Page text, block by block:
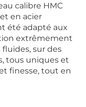
calibre HMC
en acier
été adapté aux
extrêmement
sur des
tous uniques et
finesse, tout en